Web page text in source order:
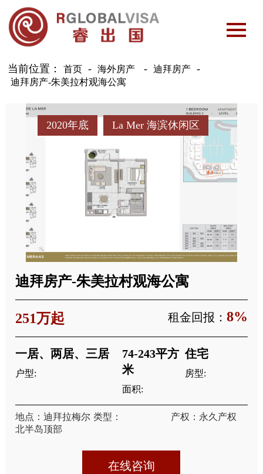
当前位置： 首页 海外房产 迪拜房产 -
迪拜房产-朱美拉村观海公寓
2020年底 La Mer 海滨休闲区
迪拜房产-朱美拉村观海公寓
251万起 租金回报： 8%
一居、两居、三居
户型:
74-243平方
米
面积:
住宅
房型:
地点：迪拜拉梅尔
北半岛顶部
类型： 产权：永久产权
在线咨询